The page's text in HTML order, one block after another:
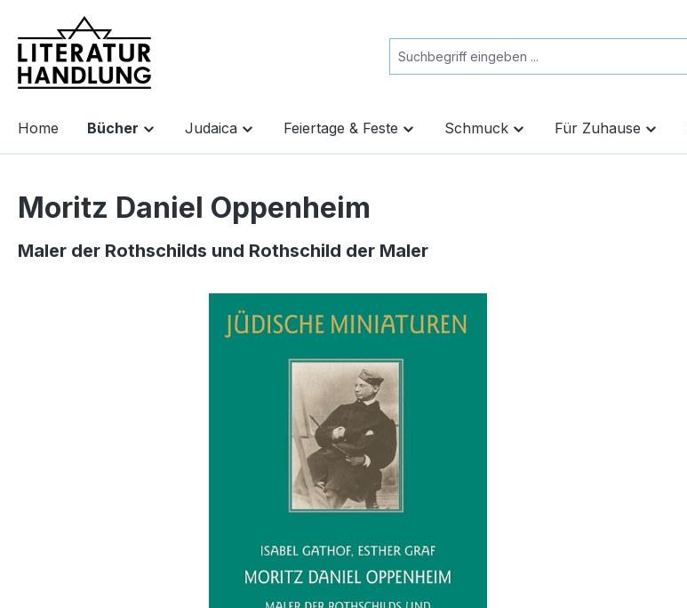
Zur Hauptnavigation springen
Home Bücher Judaica Feiertage & Feste Schmuck Für Zuhause
Moritz Daniel Oppenheim
Maler der Rothschilds und Rothschild der Maler